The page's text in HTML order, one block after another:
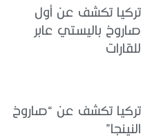
تركيا تكشف عن أول
صاروخ باليستي عابر
للقارات
تركيا تكشف عن “صاروخ
النينجا”